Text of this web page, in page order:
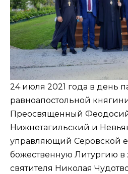
24 июля 2021 года в день
равноапостольной
Преосвященный
Нижнетагильский и
управляющий Серовской
божественную Литургию в
святителя Николая